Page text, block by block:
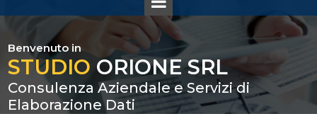
Benvenuto in
STUDIO ORIONE SRL
Consulenza Aziendale e Servizi di
Elaborazione Dati